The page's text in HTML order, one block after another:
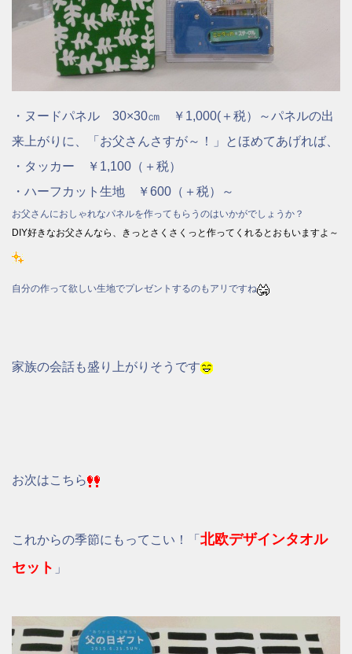
・ヌードパネル 30×30㎝ ￥1,000(＋税）～パネルの出
来上がりに、「お父さんさすが～！」とほめてあげれば、
・タッカー ￥1,100（＋税）
・ハーフカット生地 ￥600（＋税）～
お父さんにおしゃれなパネルを作ってもらうのはいかがでしょうか？
DIY好きなお父さんなら、きっとさくさくっと作ってくれるとおもいますよ～
自分の作って欲しい生地でプレゼントするのもアリですね
家族の会話も盛り上がりそうです
お次はこちら
これからの季節にもってこい！「 北欧デザインタオル
セット 」